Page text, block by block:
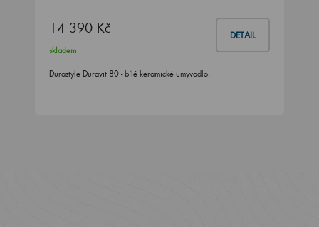
14 390 Kč DETAIL
skladem
Durastyle Duravit 80 - bílé keramické umyvadlo.